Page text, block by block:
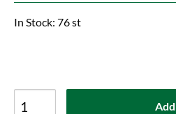
In Stock: 76 st